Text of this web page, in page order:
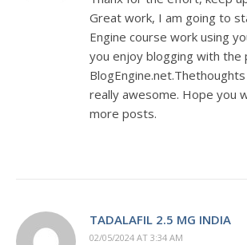
Great work, I am going to
Engine course work using
you enjoy blogging with the
really awesome. Hope you
more posts.
TADALAFIL 2.5 MG INDIA
02/05/2024 AT 3:34 AM